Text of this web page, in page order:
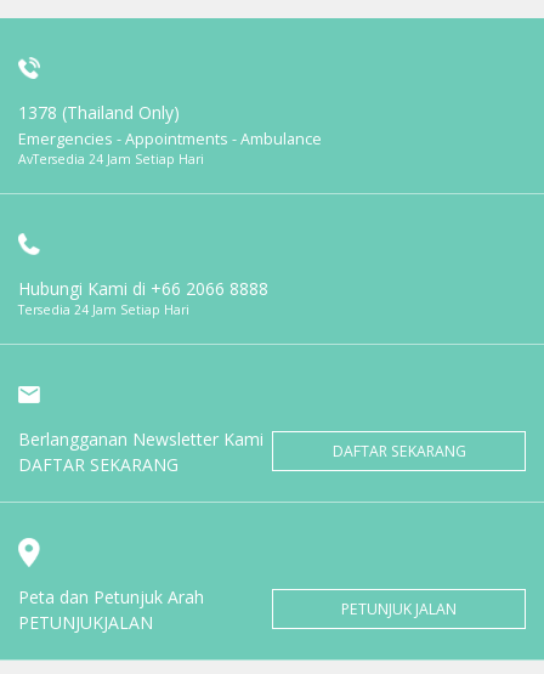
1378 (Thailand Only)
Emergencies - Appointments - Ambulance
AvTersedia 24 Jam Setiap Hari
Hubungi Kami di +66 2066 8888
Tersedia 24 Jam Setiap Hari
Berlangganan Newsletter Kami
DAFTAR SEKARANG
DAFTAR SEKARANG
Peta dan Petunjuk Arah
PETUNJUKJALAN
PETUNJUK JALAN